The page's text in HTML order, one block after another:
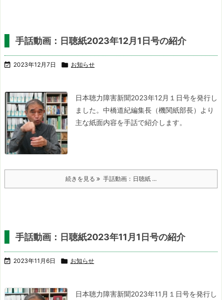
手話動画：日聴紙2023年12月1日号の紹介
 2023年12月7日  お知らせ
日本聴力障害新聞2023年12月１日号を発行し
ました。 中橋道紀編集長（機関紙部長）より
主な紙面内容を手話で紹介します。
続きを見る 手話動画：日聴紙 ...
手話動画：日聴紙2023年11月1日号の紹介
 2023年11月6日  お知らせ
日本聴力障害新聞2023年11月１日号を発行し